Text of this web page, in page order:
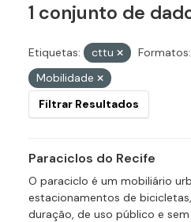
1 conjunto de
Etiquetas: cttu Formatos:
Mobilidade
Filtrar Resultados
Paraciclos do Recife
O paraciclo é um mobiliário
estacionamentos de
duração, de uso público e